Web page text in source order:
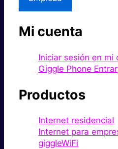
Mi cuenta
Iniciar sesión en mi
Giggle Phone Entrar
Productos
Internet residencial
Internet para
giggleWiFi